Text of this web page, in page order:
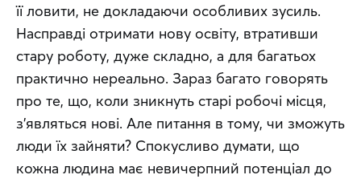
її ловити, не докладаючи особливих зусиль.
Насправді отримати нову освіту, втративши
стару роботу, дуже складно, а для багатьох
практично нереально. Зараз багато говорять
про те, що, коли зникнуть старі робочі місця,
з’являться нові. Але питання в тому, чи зможуть
люди їх зайняти? Спокусливо думати, що
кожна людина має невичерпний потенціал до